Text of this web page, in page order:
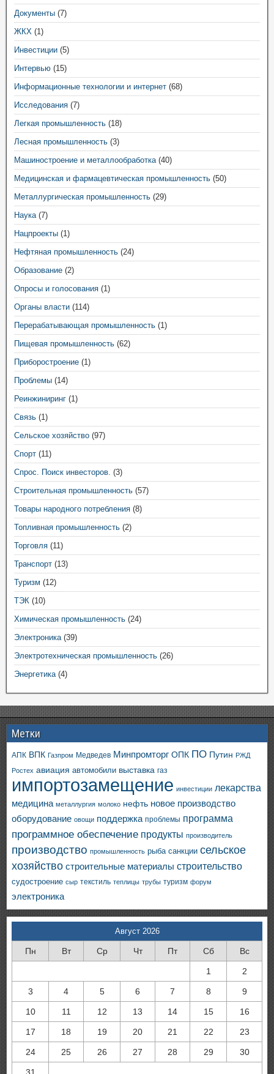
Документы (7)
ЖКХ (1)
Инвестиции (5)
Интервью (15)
Информационные технологии и интернет (68)
Исследования (7)
Легкая промышленность (18)
Лесная промышленность (3)
Машиностроение и металлообработка(40)
Медицинская и фармацевтическая промышленность (50)
Металлургическая промышленность (29)
Наука(7)
Нацпроекты (1)
Нефтяная промышленность (24)
Образование (2)
Опросы и голосования (1)
Органы власти (114)
Перерабатывающая промышленность (1)
Пищевая промышленность (62)
Приборостроение (1)
Проблемы (14)
Реинжиниринг (1)
Связь (1)
Сельское хозяйство (97)
Спорт (11)
Спрос. Поиск инвесторов. (3)
Строительная промышленность (57)
Товары народного потребления (8)
Топливная промышленность (2)
Торговля (11)
Транспорт (13)
Туризм (12)
ТЭК (10)
Химическая промышленность (24)
Электроника(39)
Электротехническая промышленность (26)
Энергетика(4)
Метки
АПК ВПК Газпром Медведев Минпромторг ОПК ПО Путин РЖД
Ростех авиация автомобили выставка газ
импортозамещение инвестиции лекарства
медицина металлургия молоко нефть новое производство
оборудование овощи поддержка проблемы программа
программное обеспечение продукты производитель
производство промышленность рыба санкции сельское
хозяйство строительные материалы строительство
судостроение сыр текстиль теплицы трубы туризм форум
электроника
Август 2026
Пн Вт Ср Чт Пт Сб Вс
1 2
3 4 5 6 7 8 9
10 11 12 13 14 15 16
17 18 19 20 21 22 23
24 25 26 27 28 29 30